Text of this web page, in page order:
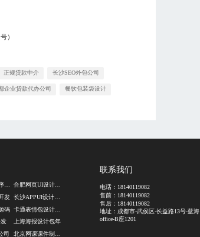
）
正规贷款中介 长沙SEO外包公司
企业贷款代办公司 餐饮包装袋设计
任务悬赏小程序开发
发
码
司
合肥网页UI设计公司
长沙APPUI设计公司
卡通表情包设计公司
上海海报设计包年
联系我们
电话： 18140119082
售前： 18140119082
售后： 18140119082
地址：成都市-武侯区-长益路13号-蓝海
office-B座1201